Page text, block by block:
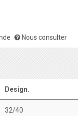
Nous consulter
Design.
32/40